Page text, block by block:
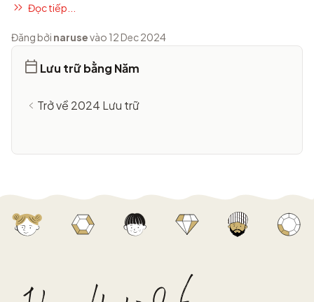
Đọc tiếp...
Đăng bởi narusevào 12 Dec 2024
Lưu trữ bằng Năm
Trở về 2024 Lưu trữ